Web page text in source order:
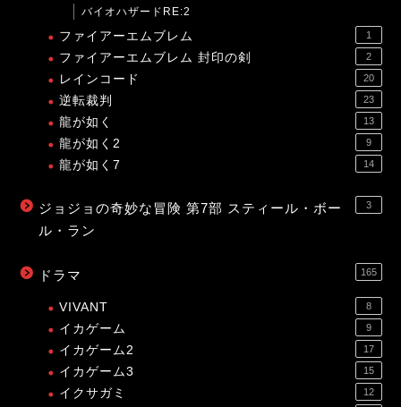
バイオハザードRE:2
ファイアーエムブレム 1
ファイアーエムブレム 封印の剣 2
レインコード 20
逆転裁判 23
龍が如く 13
龍が如く2 9
龍が如く7 14
ジョジョの奇妙な冒険 第7部 スティール・ボー
ル・ラン
3
ドラマ 165
VIVANT 8
イカゲーム 9
イカゲーム2 17
イカゲーム3 15
イクサガミ 12